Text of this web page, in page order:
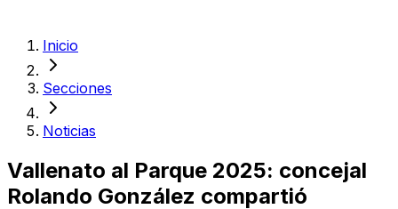
Inicio
Secciones
Noticias
Vallenato al Parque 2025: concejal
Rolando González compartió